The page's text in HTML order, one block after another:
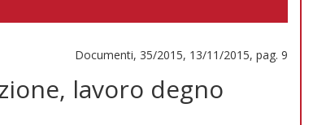
Documenti, 35/2015, 13/11/2015, pag. 9
lavoro degno